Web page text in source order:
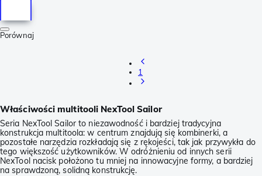
Porównaj
1
Właściwości multitooli NexTool Sailor
Seria NexTool Sailor to niezawodność i bardziej tradycyjna
konstrukcja multitoola: w centrum znajdują się kombinerki, a
pozostałe narzędzia rozkładają się z rękojeści, tak jak przywykła do
tego większość użytkowników. W odróżnieniu od innych serii
NexTool nacisk położono tu mniej na innowacyjne formy, a bardziej
na sprawdzoną, solidną konstrukcję.